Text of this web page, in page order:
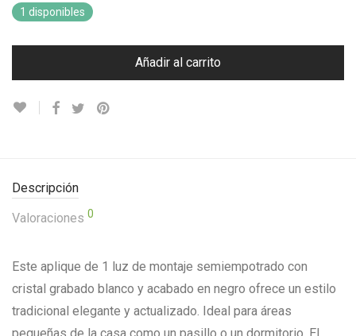
1 disponibles
Añadir al carrito
Descripción
Valoraciones 0
Este aplique de 1 luz de montaje semiempotrado con
cristal grabado blanco y acabado en negro ofrece un estilo
tradicional elegante y actualizado. Ideal para áreas